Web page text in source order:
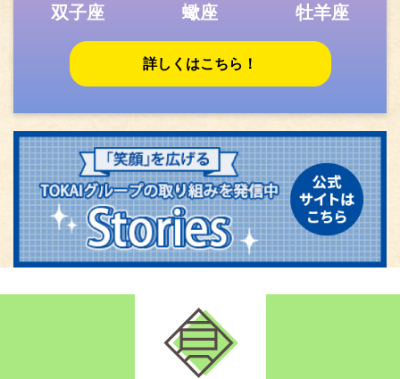
双子座 蠍座 牡羊座
詳しくはこちら！